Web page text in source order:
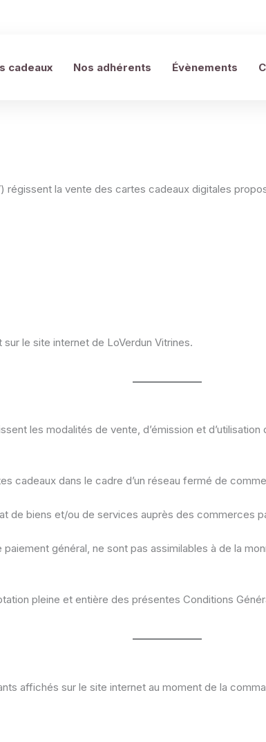
cadeaux Nos adhérents Évènements
la vente des cartes cadeaux digitales
le site internet de LoVerdun Vitrines.
les modalités de vente, d’émission et
cadeaux dans le cadre d’un réseau fermé de
de biens et/ou de services auprès des commerces
général, ne sont pas assimilables à de la
pleine et entière des présentes Conditions
affichés sur le site internet au moment de la